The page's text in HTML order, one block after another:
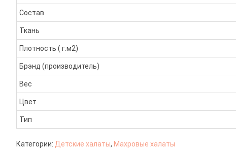
Состав
Ткань
Плотность ( г.м2)
Брэнд (производитель)
Вес
Цвет
Тип
Категории: Детские халаты, Махровые халаты